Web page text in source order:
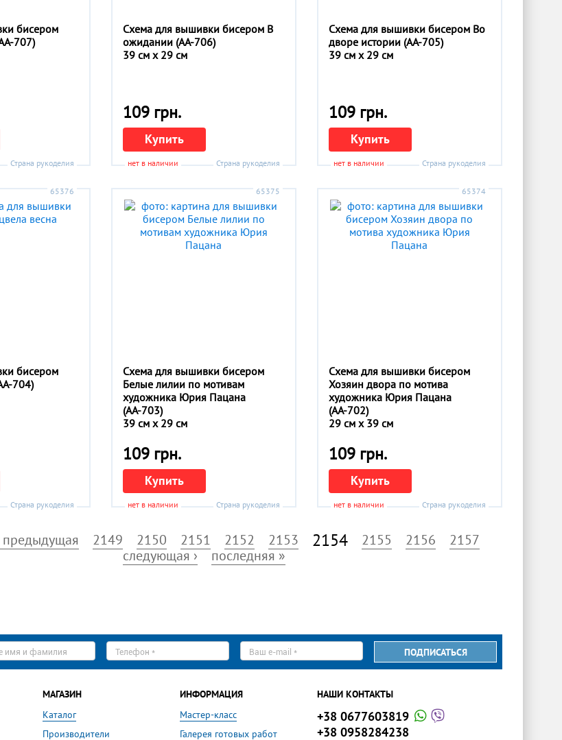
бисером
707)
Страна рукоделия
Схема для вышивки бисером В
ожидании (АА-706)
39 см x 29 см
109 грн.
Купить
нет в наличии Страна рукоделия
Схема для вышивки бисером Во
дворе истории (АА-705)
39 см x 29 см
109 грн.
Купить
нет в наличии Страна рукоделия
65376
бисером
704)
Страна рукоделия
65375
Схема для вышивки бисером
Белые лилии по мотивам
художника Юрия Пацана
(АА-703)
39 см x 29 см
109 грн.
Купить
нет в наличии Страна рукоделия
65374
Схема для вышивки бисером
Хозяин двора по мотива
художника Юрия Пацана
(АА-702)
29 см x 39 см
109 грн.
Купить
нет в наличии Страна рукоделия
предыдущая 2149 2150 2151 2152 2153 2154 2155 2156
2157
следующая ›
последняя »
Телефон
*
E-
mail
*
ПОДПИСАТЬСЯ
МАГАЗИН
Каталог
Производители
ИНФОРМАЦИЯ
Мастер-класс
Галерея готовых работ
НАШИ КОНТАКТЫ
+38 0677603819
+38 0958284238